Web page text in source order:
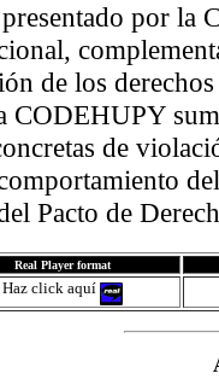
por
de los
CODEHUPY
de
Pacto de
Real Player format
Haz click aquí